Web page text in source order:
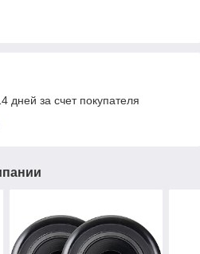
дней за счет покупателя